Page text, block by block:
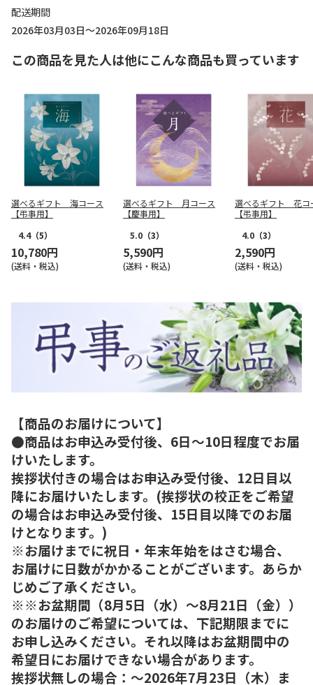
配送期間
2026年03月03日～2026年09月18日
この商品を見た人は他にこんな商品も買っています
選べるギフト 海コース
【弔事用】
4.4（5）
10,780円
(送料・税込)
選べるギフト 月コース
【慶事用】
5.0 （3）
5,590円
(送料・税込)
選べるギフト 花コ
【弔事用】
4.0 （3）
2,590円
(送料・税込)
【商品のお届けについて】
●商品はお申込み受付後、6日～10日程度でお届
けいたします。
挨拶状付きの場合はお申込み受付後、12日目以
降にお届けいたします。(挨拶状の校正をご希望
の場合はお申込み受付後、15日目以降でのお届
けとなります。)
※お届けまでに祝日・年末年始をはさむ場合、
お届けに日数がかかることがございます。あらか
じめご了承ください。
※※お盆期間（8月5日（水）～8月21日（金））
のお届けのご希望については、下記期限までに
お申し込みください。それ以降はお盆期間中の
希望日にお届けできない場合があります。
挨拶状無しの場合：～2026年7月23日（木）ま